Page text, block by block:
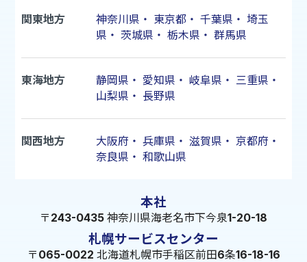
関東地方 神奈川県 ・ 東京都・ 千葉県 ・ 埼玉
県 ・ 茨城県 ・ 栃木県 ・ 群馬県
東海地方 静岡県 ・ 愛知県 ・ 岐阜県 ・ 三重県 ・
山梨県 ・ 長野県
関西地方 大阪府 ・ 兵庫県 ・ 滋賀県 ・ 京都府 ・
奈良県 ・ 和歌山県
本社
〒243-0435 神奈川県海老名市下今泉1-20-18
札幌サービスセンター
〒065-0022 北海道札幌市手稲区前田6条16-18-16